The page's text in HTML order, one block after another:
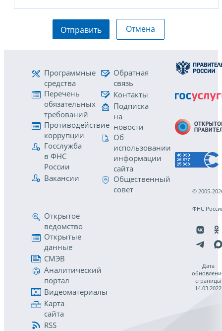
Отправить Отмена
Программные
средства
Перечень
обязательных
требований
Противодействие
коррупции
Госслужба
в ФНС
России
Вакансии
Обратная
связь
Контакты
Подписка
на
новости
Об
использовании
информации
сайта
Общественный
совет
Открытое
ведомство
Открытые
данные
СМЭВ
Аналитический
портал
Видеоматериалы
Карта
сайта
RSS
© 2005-
ФНС
Дата
страницы
14.03.2022